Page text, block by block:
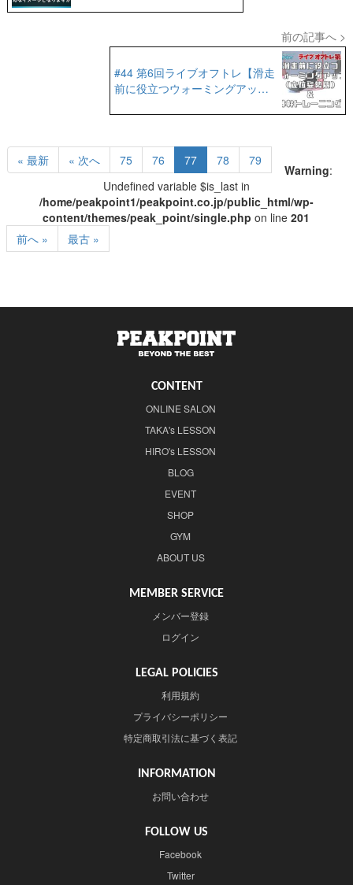
前の記事へ >
#44 第6回ライブオフトレ【滑走
前に役立つウォーミングアップ
« 最新 « 次へ 75 76 77 78 79
Warning:
Undefined variable $is_last in
/home/peakpoint1/peakpoint.co.jp/public_html/wp-
content/themes/peak_point/single.php on line201
前へ »
最古 »
CONTENT
ONLINE SALON
TAKA's LESSON
HIRO's LESSON
BLOG
EVENT
SHOP
GYM
ABOUT US
MEMBER SERVICE
メンバー登録
ログイン
LEGAL POLICIES
利用規約
プライバシーポリシー
特定商取引法に基づく表記
INFORMATION
お問い合わせ
FOLLOW US
Facebook
Twitter